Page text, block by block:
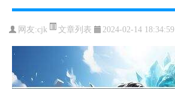
网友:cjk 文章列表 2024-02-14 18:34:59